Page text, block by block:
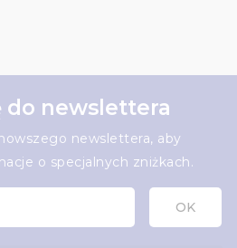
do newslettera
newslettera, aby
o specjalnych zniżkach.